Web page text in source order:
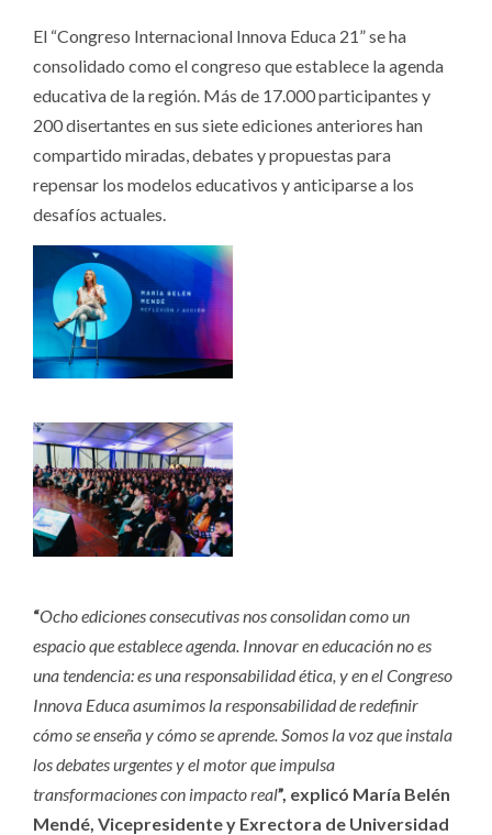
El “Congreso Internacional Innova Educa 21” se ha
consolidado como el congreso que establece la agenda
educativa de la región. Más de 17.000 participantes y
200 disertantes en sus siete ediciones anteriores han
compartido miradas, debates y propuestas para
repensar los modelos educativos y anticiparse a los
desafíos actuales.
“Ocho ediciones consecutivas nos consolidan como un
espacio que establece agenda. Innovar en educación no es
una tendencia: es una responsabilidad ética, y en el Congreso
Innova Educa asumimos la responsabilidad de redefinir
cómo se enseña y cómo se aprende. Somos la voz que instala
los debates urgentes y el motor que impulsa
transformaciones con impacto real”, explicó María Belén
Mendé, Vicepresidente y Exrectora de Universidad